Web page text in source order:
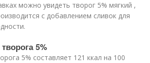
можно увидеть творог 5% мягкий ,
с добавлением сливок для
5%
5% составляет 121 ккал на 100